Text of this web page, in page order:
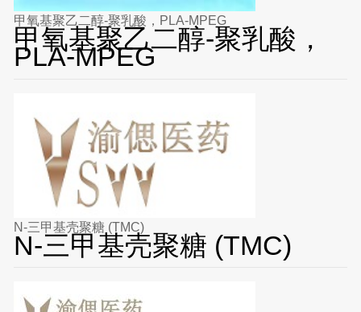
甲氧基聚乙二醇-聚乳酸，PLA-MPEG
甲氧基聚乙二醇-聚乳酸，
PLA-MPEG
N-三甲基壳聚糖 (TMC)
N-三甲基壳聚糖 (TMC)